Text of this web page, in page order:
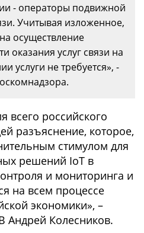
- операторы подвижной
Учитывая изложенное,
осуществление
оказания услуг связи на
услуги не требуется», -
всего российского
разъяснение, которое,
стимулом для
решений IoT в
и мониторинга и
на всем процессе
экономики», –
Андрей Колесников.